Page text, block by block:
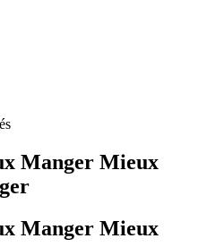
Manger Mieux
Manger Mieux